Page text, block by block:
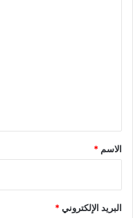
*
الاسم *
البريد الإلكتروني*